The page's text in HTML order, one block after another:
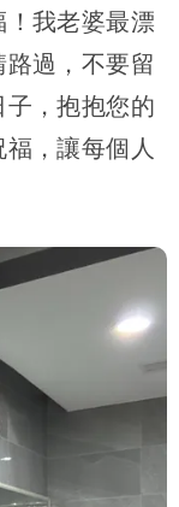
我老婆最漂
過，不要留
，抱抱您的
，讓每個人